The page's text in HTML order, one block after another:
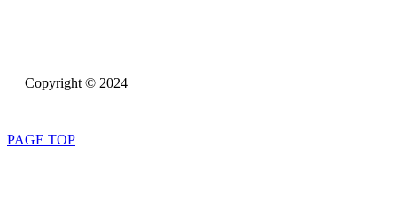
Copyright © 2024
PAGE TOP